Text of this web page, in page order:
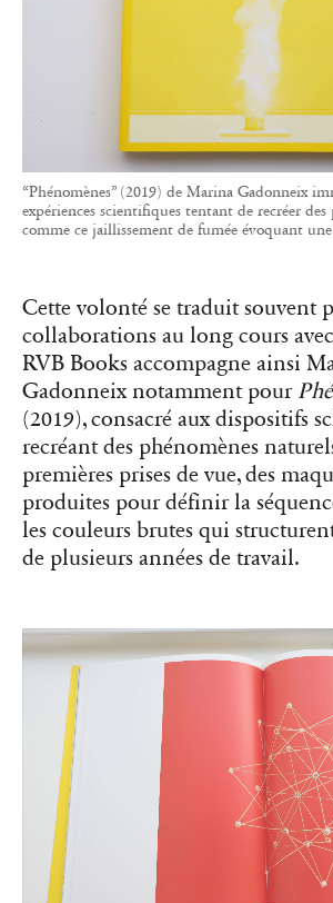
“Phénomènes” (2019) de Marina Gadonneix
expériences scientifiques tentant de recréer
comme ce jaillissement de fumée évoquant
Cette volonté se traduit souvent
collaborations au long cours
RVB Books accompagne ainsi
Gadonneix notamment pour
(2019), consacré aux dispositifs
recréant des phénomènes
premières prises de vue, des
produites pour définir la
les couleurs brutes qui
de plusieurs années de travail.